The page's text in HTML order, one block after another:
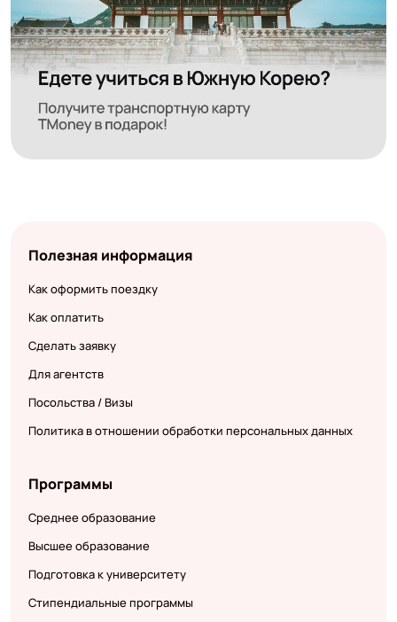
Полезная информация
Как оформить поездку
Как оплатить
Сделать заявку
Для агентств
Посольства / Визы
Политика в отношении обработки персональных данных
Программы
Среднее образование
Высшее образование
Подготовка к университету
Стипендиальные программы